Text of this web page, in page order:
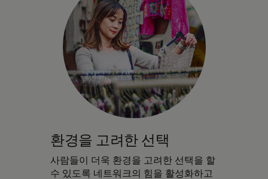
환경을 고려한 선택
사람들이 더욱 환경을 고려한 선택을 할
수 있도록 네트워크의 힘을 활성화하고